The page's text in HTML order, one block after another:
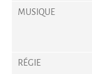
MUSIQUE
RÉGIE